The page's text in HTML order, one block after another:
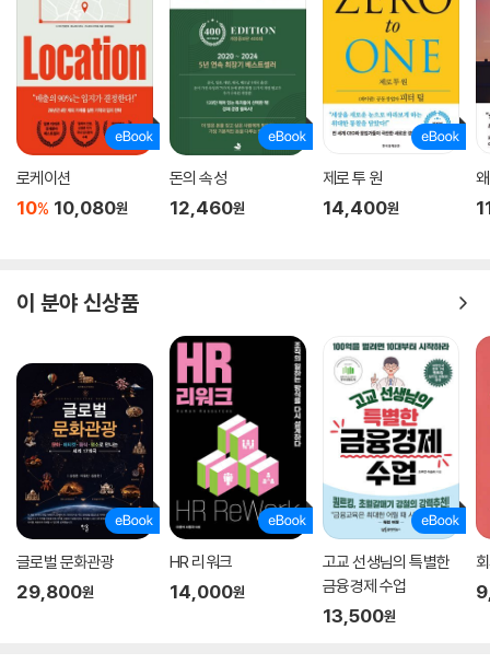
로케이션
10% 10,080원
돈의 속성
12,460원
제로 투 원
14,400원
이 분야 신상품
글로벌 문화관광
29,800원
HR 리워크
14,000원
고교 선생님의 특별한
금융경제 수업
13,500원